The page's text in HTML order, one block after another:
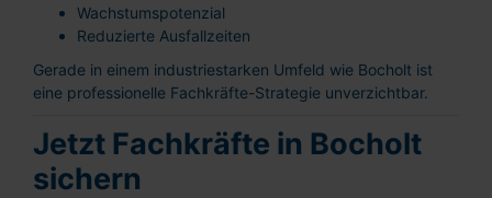
Wachstumspotenzial
Reduzierte Ausfallzeiten
Gerade in einem industriestarken Umfeld wie Bocholt ist
eine professionelle Fachkräfte-Strategie unverzichtbar.
Jetzt Fachkräfte in Bocholt
sichern
Schnellbewerbung
Ganz einfach: Formular ausfüllen und
abschicken!